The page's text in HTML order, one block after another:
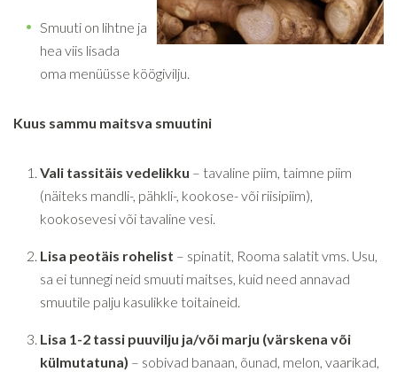
Smuuti on lihtne ja
hea viis lisada
oma menüüsse köögivilju.
Kuus sammu maitsva smuutini
Vali tassitäis vedelikku – tavaline piim, taimne piim
(näiteks mandli-, pähkli-, kookose- või riisipiim),
kookosevesi või tavaline vesi.
Lisa peotäis rohelist – spinatit, Rooma salatit vms. Usu,
sa ei tunnegi neid smuuti maitses, kuid need annavad
smuutile palju kasulikke toitaineid.
Lisa 1-2 tassi puuvilju ja/või marju (värskena või
külmutatuna) – sobivad banaan, õunad, melon, vaarikad,